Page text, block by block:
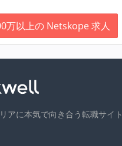
万以上の Netskope 求人
アに本気で向き合う転職サイト